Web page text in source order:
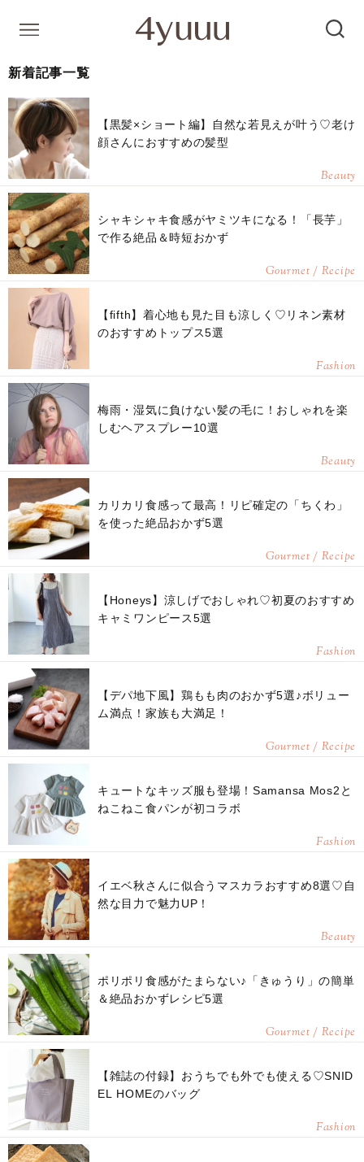
新着記事一覧
【黒髪×ショート編】自然な若見えが叶う♡老け
顔さんにおすすめの髪型
Beauty
シャキシャキ食感がヤミツキになる！「長芋」
で作る絶品＆時短おかず
Gourmet / Recipe
【fifth】着心地も見た目も涼しく♡リネン素材
のおすすめトップス5選
Fashion
梅雨・湿気に負けない髪の毛に！おしゃれを楽
しむヘアスプレー10選
Beauty
カリカリ食感って最高！リピ確定の「ちくわ」
を使った絶品おかず5選
Gourmet / Recipe
【Honeys】涼しげでおしゃれ♡初夏のおすすめ
キャミワンピース5選
Fashion
【デパ地下風】鶏もも肉のおかず5選♪ボリュー
ム満点！家族も大満足！
Gourmet / Recipe
キュートなキッズ服も登場！Samansa Mos2と
ねこねこ食パンが初コラボ
Fashion
イエベ秋さんに似合うマスカラおすすめ8選♡自
然な目力で魅力UP！
Beauty
ポリポリ食感がたまらない♪「きゅうり」の簡単
＆絶品おかずレシピ5選
Gourmet / Recipe
【雑誌の付録】おうちでも外でも使える♡SNID
EL HOMEのバッグ
Fashion